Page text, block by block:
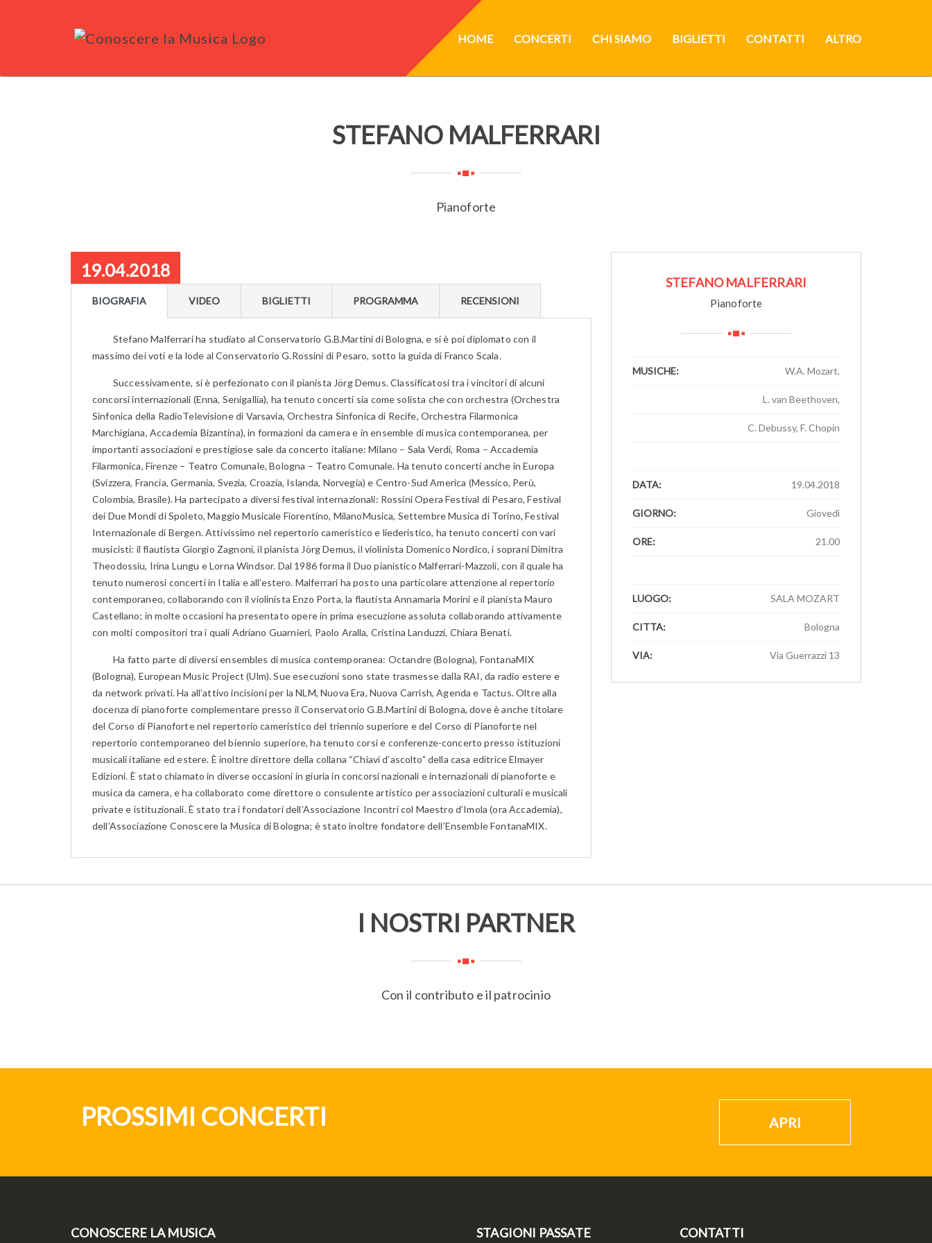
HOME CONCERTI CHI SIAMO BIGLIETTI CONTATTI ALTRO
STEFANO MALFERRARI
Pianoforte
19.04.2018
BIOGRAFIA VIDEO BIGLIETTI PROGRAMMA RECENSIONI
Stefano Malferrari ha studiato al Conservatorio G.B.Martini di Bologna, e si è poi diplomato con il
massimo dei voti e la lode al Conservatorio G.Rossini di Pesaro, sotto la guida di Franco Scala.
Successivamente, si è perfezionato con il pianista Jörg Demus. Classificatosi tra i vincitori di alcuni
concorsi internazionali (Enna, Senigallia), ha tenuto concerti sia come solista che con orchestra (Orchestra
Sinfonica della RadioTelevisione di Varsavia, Orchestra Sinfonica di Recife, Orchestra Filarmonica
Marchigiana, Accademia Bizantina), in formazioni da camera e in ensemble di musica contemporanea, per
importanti associazioni e prestigiose sale da concerto italiane: Milano – Sala Verdi, Roma – Accademia
Filarmonica, Firenze – Teatro Comunale, Bologna – Teatro Comunale. Ha tenuto concerti anche in Europa
(Svizzera, Francia, Germania, Svezia, Croazia, Islanda, Norvegia) e Centro-Sud America (Messico, Perù,
Colombia, Brasile). Ha partecipato a diversi festival internazionali: Rossini Opera Festival di Pesaro, Festival
dei Due Mondi di Spoleto, Maggio Musicale Fiorentino, MilanoMusica, Settembre Musica di Torino, Festival
Internazionale di Bergen. Attivissimo nel repertorio cameristico e liederistico, ha tenuto concerti con vari
musicisti: il flautista Giorgio Zagnoni, il pianista Jörg Demus, il violinista Domenico Nordico, i soprani Dimitra
Theodossiu, Irina Lungu e Lorna Windsor. Dal 1986 forma il Duo pianistico Malferrari-Mazzoli, con il quale ha
tenuto numerosi concerti in Italia e all’estero. Malferrari ha posto una particolare attenzione al repertorio
contemporaneo, collaborando con il violinista Enzo Porta, la flautista Annamaria Morini e il pianista Mauro
Castellano; in molte occasioni ha presentato opere in prima esecuzione assoluta collaborando attivamente
con molti compositori tra i quali Adriano Guarnieri, Paolo Aralla, Cristina Landuzzi, Chiara Benati.
Ha fatto parte di diversi ensembles di musica contemporanea: Octandre (Bologna), FontanaMIX
(Bologna), European Music Project (Ulm). Sue esecuzioni sono state trasmesse dalla RAI, da radio estere e
da network privati. Ha all’attivo incisioni per la NLM, Nuova Era, Nuova Carrish, Agenda e Tactus. Oltre alla
docenza di pianoforte complementare presso il Conservatorio G.B.Martini di Bologna, dove è anche titolare
del Corso di Pianoforte nel repertorio cameristico del triennio superiore e del Corso di Pianoforte nel
repertorio contemporaneo del biennio superiore, ha tenuto corsi e conferenze-concerto presso istituzioni
musicali italiane ed estere. È inoltre direttore della collana “Chiavi d’ascolto” della casa editrice Elmayer
Edizioni. È stato chiamato in diverse occasioni in giuria in concorsi nazionali e internazionali di pianoforte e
musica da camera, e ha collaborato come direttore o consulente artistico per associazioni culturali e musicali
private e istituzionali. È stato tra i fondatori dell’Associazione Incontri col Maestro d’Imola (ora Accademia),
dell’Associazione Conoscere la Musica di Bologna; è stato inoltre fondatore dell’Ensemble FontanaMIX.
STEFANO MALFERRARI
Pianoforte
MUSICHE: W.A. Mozart,
L. van Beethoven,
C. Debussy, F. Chopin
DATA: 19.04.2018
GIORNO: Giovedì
ORE: 21.00
LUOGO: SALA MOZART
CITTA: Bologna
VIA: Via Guerrazzi 13
I NOSTRI PARTNER
Con il contributo e il patrocinio
PROSSIMI CONCERTI APRI
CONOSCERE LA MUSICA STAGIONI PASSATE CONTATTI